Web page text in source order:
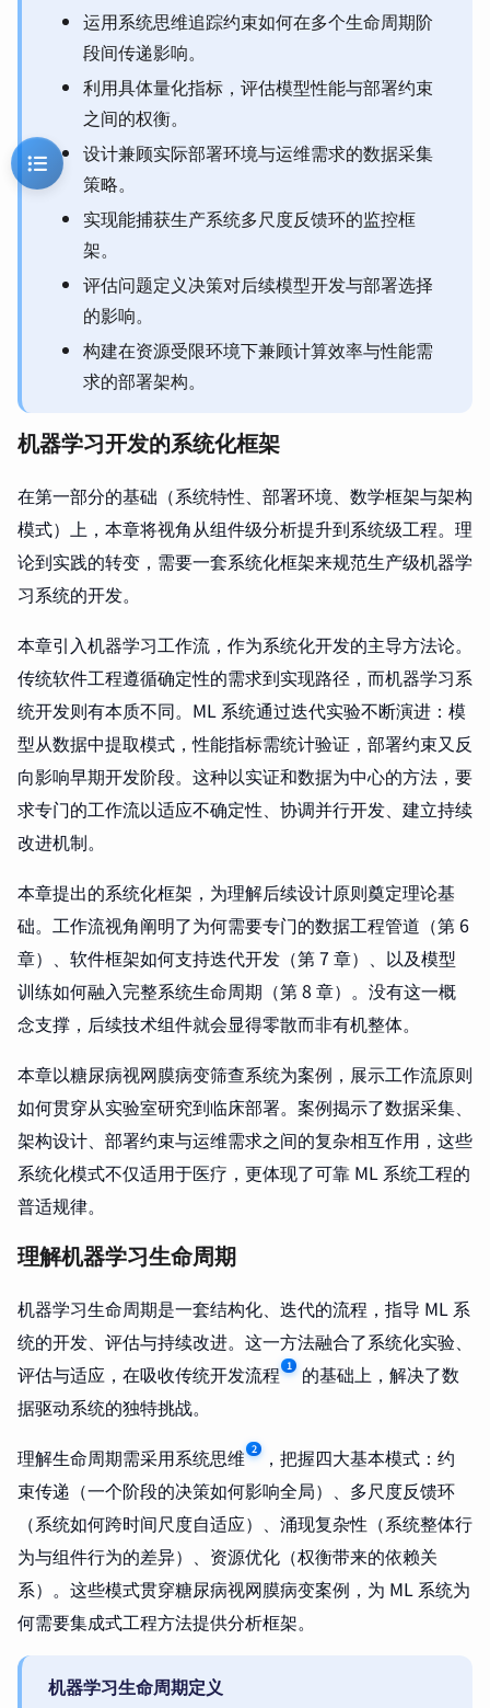
运用系统思维追踪约束如何在多个生命周期阶
段间传递影响。
利用具体量化指标，评估模型性能与部署约束
之间的权衡。
设计兼顾实际部署环境与运维需求的数据采集
策略。
实现能捕获生产系统多尺度反馈环的监控框
架。
评估问题定义决策对后续模型开发与部署选择
的影响。
构建在资源受限环境下兼顾计算效率与性能需
求的部署架构。
机器学习开发的系统化框架
在第一部分的基础（系统特性、部署环境、数学框架与架构
模式）上，本章将视角从组件级分析提升到系统级工程。理
论到实践的转变，需要一套系统化框架来规范生产级机器学
习系统的开发。
本章引入机器学习工作流，作为系统化开发的主导方法论。
传统软件工程遵循确定性的需求到实现路径，而机器学习系
统开发则有本质不同。ML 系统通过迭代实验不断演进：模
型从数据中提取模式，性能指标需统计验证，部署约束又反
向影响早期开发阶段。这种以实证和数据为中心的方法，要
求专门的工作流以适应不确定性、协调并行开发、建立持续
改进机制。
本章提出的系统化框架，为理解后续设计原则奠定理论基
础。工作流视角阐明了为何需要专门的数据工程管道（第 6
章）、软件框架如何支持迭代开发（第 7 章）、以及模型
训练如何融入完整系统生命周期（第 8 章）。没有这一概
念支撑，后续技术组件就会显得零散而非有机整体。
本章以糖尿病视网膜病变筛查系统为案例，展示工作流原则
如何贯穿从实验室研究到临床部署。案例揭示了数据采集、
架构设计、部署约束与运维需求之间的复杂相互作用，这些
系统化模式不仅适用于医疗，更体现了可靠 ML 系统工程的
普适规律。
理解机器学习生命周期
机器学习生命周期是一套结构化、迭代的流程，指导 ML 系
统的开发、评估与持续改进。这一方法融合了系统化实验、
评估与适应，在吸收传统开发流程 1
的基础上，解决了数
据驱动系统的独特挑战。
理解生命周期需采用系统思维 2
，把握四大基本模式：约
束传递（一个阶段的决策如何影响全局）、多尺度反馈环
（系统如何跨时间尺度自适应）、涌现复杂性（系统整体行
为与组件行为的差异）、资源优化（权衡带来的依赖关
系）。这些模式贯穿糖尿病视网膜病变案例，为 ML 系统为
何需要集成式工程方法提供分析框架。
机器学习生命周期定义